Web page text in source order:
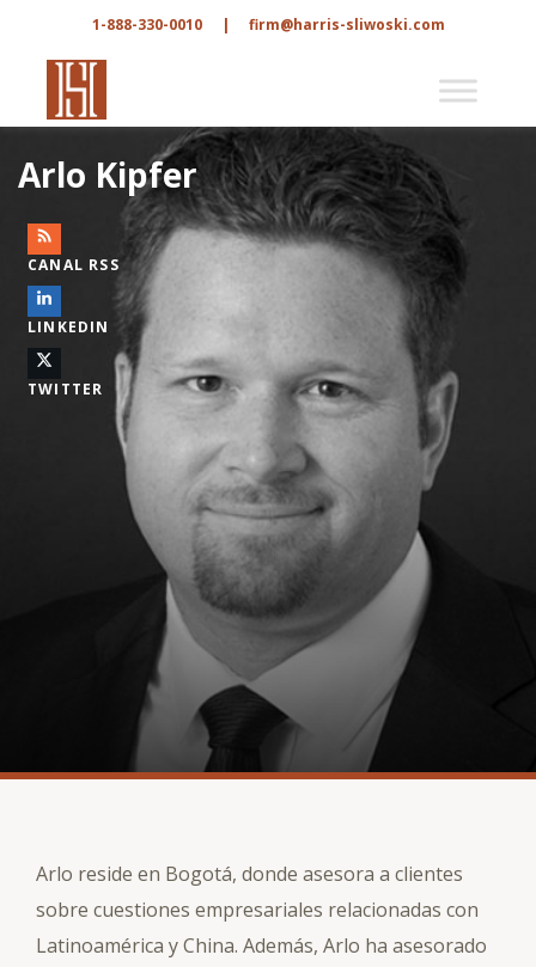
1-888-330-0010 | firm@harris-sliwoski.com
Arlo Kipfer
CANAL RSS
LINKEDIN
TWITTER
Arlo reside en Bogotá, donde asesora a clientes
sobre cuestiones empresariales relacionadas con
Latinoamérica y China. Además, Arlo ha asesorado